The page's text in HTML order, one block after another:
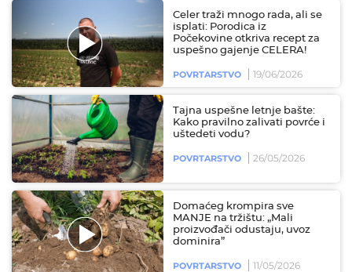
Celer traži mnogo rada, ali se
isplati: Porodica iz
Počekovine otkriva recept za
uspešno gajenje CELERA!
POVRTARSTVO 19/06/2026
Tajna uspešne letnje bašte:
Kako pravilno zalivati povrće i
uštedeti vodu?
POVRTARSTVO 26/05/2026
Domaćeg krompira sve
MANJE na tržištu: „Mali
proizvođači odustaju, uvoz
dominira”
POVRTARSTVO 11/05/2026